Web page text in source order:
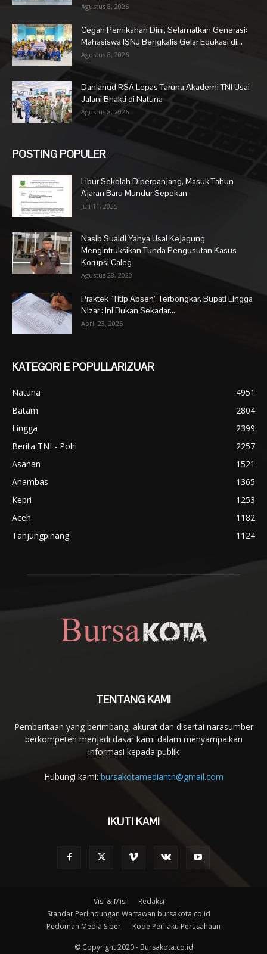
Agustus 8, 2026
Cegah Pernikahan Dini, Selamatkan Generasi:
Mahasiswa ISNJ Bengkalis Gelar Edukasi di...
Agustus 8, 2026
Danlanud RSA Lepas Taruna Akademi TNI Usai
Jalani Bhakti di Natuna
Agustus 8, 2026
POSTING POPULER
Libur Sekolah Diperpanjang, Masuk Tahun
Ajaran Baru Mundur Sepekan
Juli 11, 2025
Nasib Suaidi Yahya Usai Kejagung
Mengintruksikan Tunda Pengusutan Kasus
Korupsi Caleg
Agustus 28, 2023
Praktek “Titip Absen” Terbongkar, Bupati Lingga
Nizar : Ini Bukan Sekadar...
April 23, 2025
KATEGORI E POPULLARIZUAR
Natuna
4951
Batam
2804
Lingga
2399
Berita TNI - Polri
2257
Asahan
1521
Anambas
1365
Kepri
1253
Aceh
1182
Tanjungpinang
1124
TENTANG KAMI
Pemberitaan yang berimbang, akurat dan disertai narasumber
berkompeten menjadi dasar kami dalam menyampaikan
informasi kepada publik
Hubungi kami: bursakotamediantn@gmail.com
IKUTI KAMI
Visi & Misi
Redaksi
Standar Perlindungan Wartawan bursakota.co.id
Pedoman Media Siber
Kode Perilaku Perusahaan
© Copyright 2020 - Bursakota.co.id